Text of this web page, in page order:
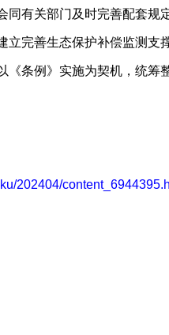
有关部门及时完善配套规
完善生态保护补偿监测支
条例》实施为契机，统筹
202404/